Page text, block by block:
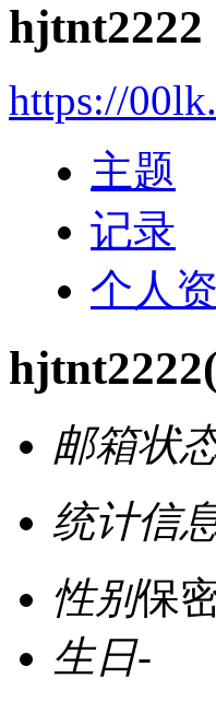
hjtnt2222
https://
主题
记录
个人
hjtnt2222
邮箱状
统计信
性别保
生日-